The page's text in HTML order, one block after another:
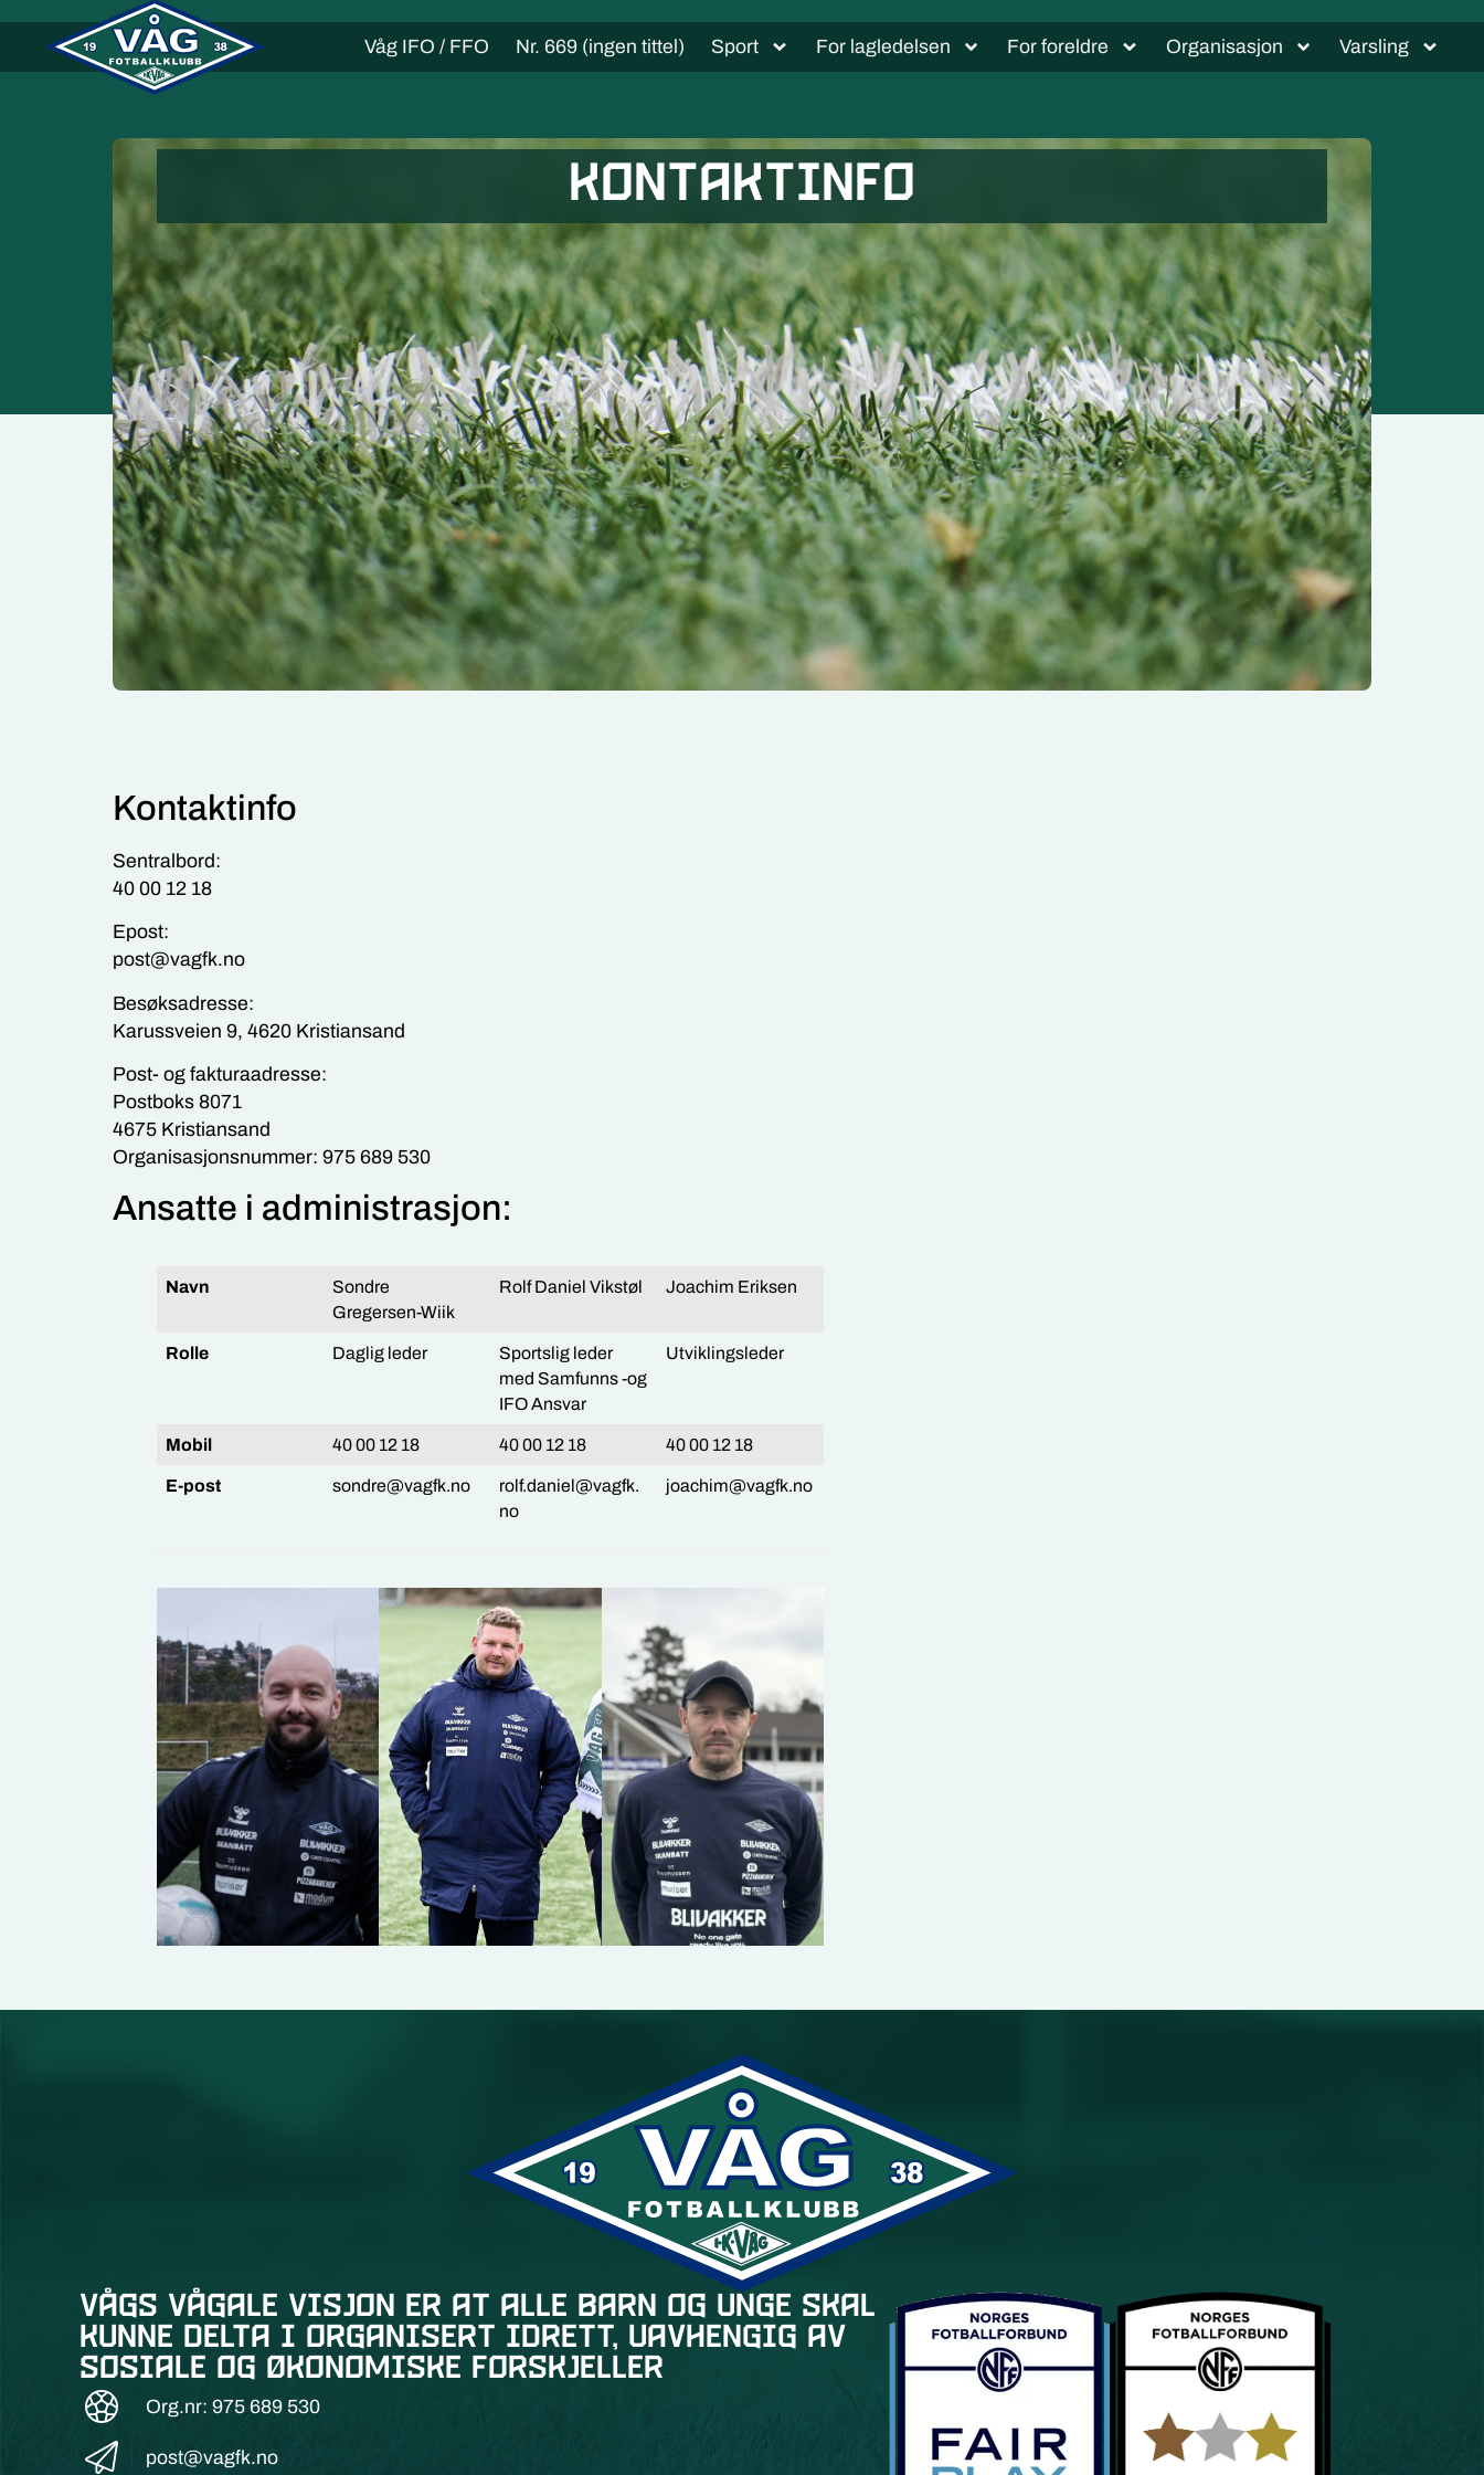
Våg IFO / FFO Nr. 669 (ingen tittel) Sport For lagledelsen For foreldre Organisasjon Varsling
Kontaktinfo
Kontaktinfo
Sentralbord:
40 00 12 18
Epost:
post@vagfk.no
Besøksadresse:
Karussveien 9, 4620 Kristiansand
Post- og fakturaadresse:
Postboks 8071
4675 Kristiansand
Organisasjonsnummer: 975 689 530
Ansatte i administrasjon:
Navn
Sondre
Gregersen-Wiik
Rolf Daniel Vikstøl Joachim Eriksen
Rolle Daglig leder
Sportslig leder
med Samfunns -og
IFO Ansvar
Utviklingsleder
Mobil 40 00 12 18 40 00 12 18 40 00 12 18
E-post sondre@vagfk.no
rolf.daniel@vagfk.
no
joachim@vagfk.no
Vågs vågale visjon er at alle barn og unge skal
kunne delta i organisert idrett, uavhengig av
sosiale og økonomiske forskjeller
Org.nr: 975 689 530
post@vagfk.no